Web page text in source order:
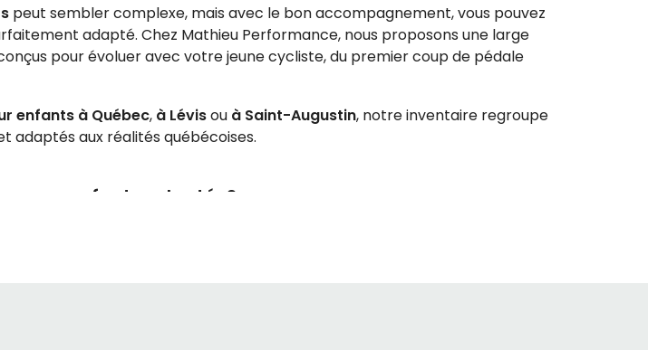
peut sembler complexe, mais avec le bon accompagnement, vous pouvez
adapté. Chez Mathieu Performance, nous proposons une large
pour évoluer avec votre jeune cycliste, du premier coup de pédale
enfants à Québec, à Lévisou à Saint-Augustin, notre inventaire regroupe
adaptés aux réalités québécoises.
pour enfants adaptés?